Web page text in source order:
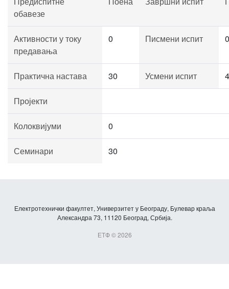
обавезе
Активности у току
предавања
0 Писмени испит 0
Практична настава 30 Усмени испит
Пројекти
Колоквијуми 0
Семинари 30
Електротехнички факултет, Универзитет у Београду, Булевар краља
Александра 73, 11120 Београд, Србија.
ЕТФ © 2026